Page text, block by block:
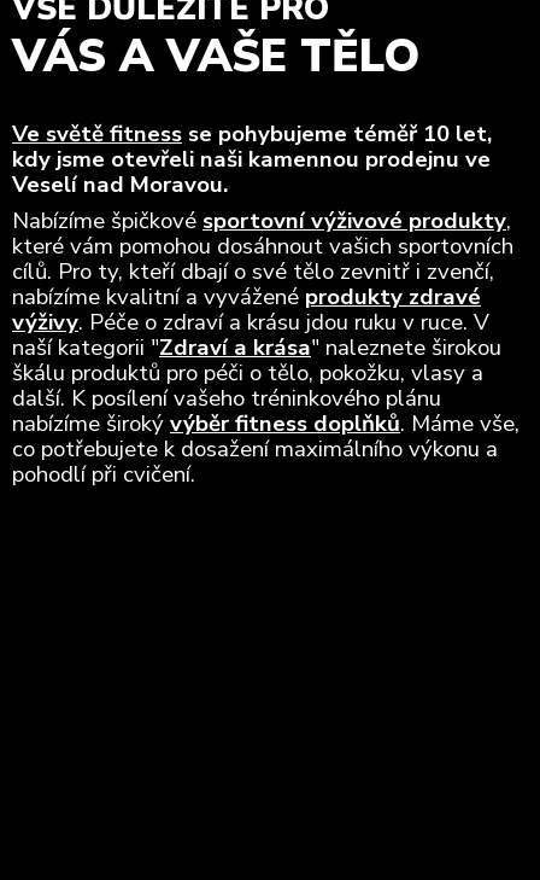
VÁS A VAŠE TĚLO
Ve světě fitness se pohybujeme téměř 10 let,
kdy jsme otevřeli naši kamennou prodejnu ve
Veselí nad Moravou.
Nabízíme špičkové sportovní výživové produkty,
které vám pomohou dosáhnout vašich sportovních
cílů. Pro ty, kteří dbají o své tělo zevnitř i zvenčí,
nabízíme kvalitní a vyvážené produkty zdravé
výživy. Péče o zdraví a krásu jdou ruku v ruce. V
naší kategorii "Zdraví a krása" naleznete širokou
škálu produktů pro péči o tělo, pokožku, vlasy a
další. K posílení vašeho tréninkového plánu
nabízíme širokývýběr fitness doplňků. Máme vše,
co potřebujete k dosažení maximálního výkonu a
pohodlí při cvičení.